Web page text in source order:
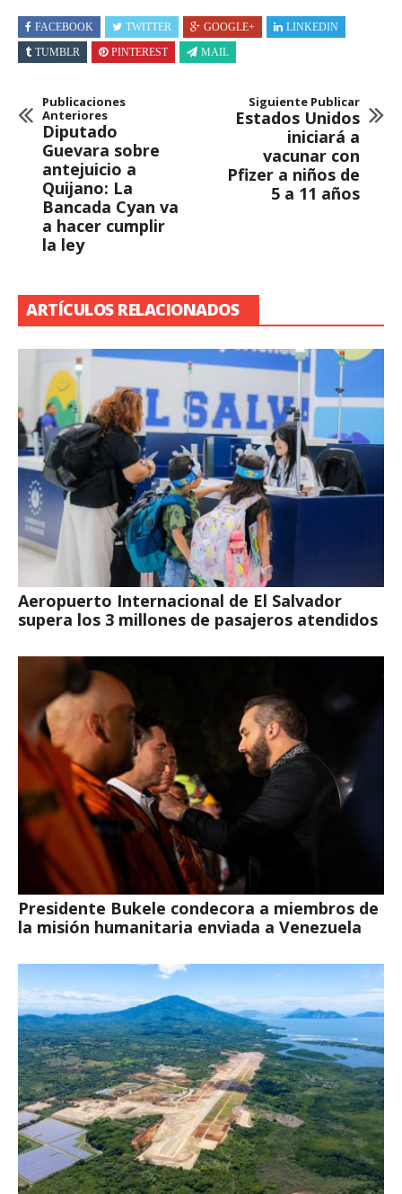
FACEBOOK TWITTER GOOGLE+
LINKEDIN
TUMBLR
PINTEREST MAIL
Publicaciones
Anteriores
Diputado
Guevara sobre
antejuicio a
Quijano: La
Bancada Cyan va
a hacer cumplir
la ley
Siguiente Publicar
Estados Unidos
iniciará a
vacunar con
Pfizer a niños de
5 a 11 años
ARTÍCULOS RELACIONADOS
Aeropuerto Internacional de El Salvador
supera los 3 millones de pasajeros atendidos
Presidente Bukele condecora a miembros de
la misión humanitaria enviada a Venezuela